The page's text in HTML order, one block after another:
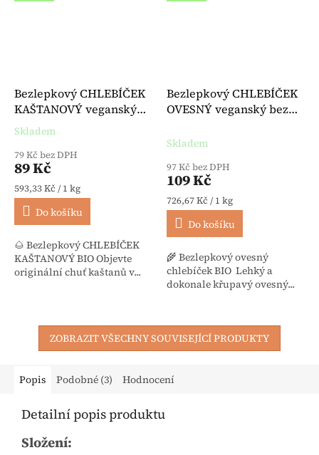
Bezlepkový CHLEBÍČEK
KAŠTANOVÝ veganský
bez kvasnic BIO košer
Průměrné hodnocení produktu je 5,0 z 5 hvězdiček.
Skladem
79 Kč bez DPH
89 Kč
Měrná cena:
593,33 Kč / 1 kg
Do košíku
🌰 Bezlepkový CHLEBÍČEK
KAŠTANOVÝ BIO Objevte
originální chuť kaštanů v...
Bezlepkový CHLEBÍČEK
OVESNÝ veganský bez
- Le Pain Des Fleurs
Skladem
97 Kč bez DPH
109 Kč
Měrná cena:
726,67 Kč / 1 kg
Do košíku
🌾 Bezlepkový ovesný
chlebíček BIO Lehký a
dokonale křupavý ovesný...
ZOBRAZIT VŠECHNY SOUVISEJÍCÍ PRODUKTY
Popis Podobné (3) Hodnocení
Detailní popis produktu
Složení: